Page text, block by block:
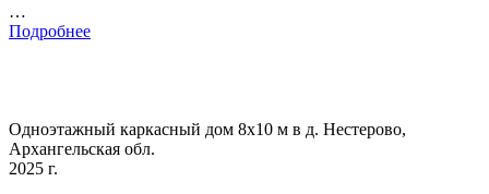
…
Подробнее
Одноэтажный каркасный дом 8х10 м в д. Нестерово,
Архангельская обл.
2025 г.